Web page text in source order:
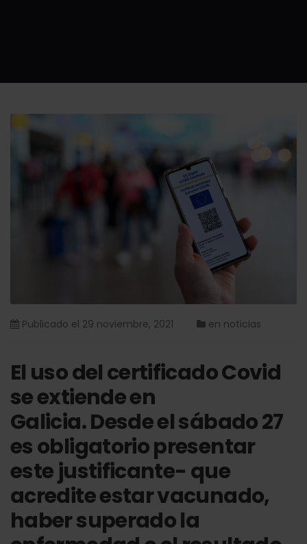
Publicado el 29 noviembre, 2021 en noticias
El uso del certificado Covid
se extiende en
Galicia.Desde el sábado 27
es obligatorio presentar
este justificante- que
acredite estar vacunado,
haber superado la